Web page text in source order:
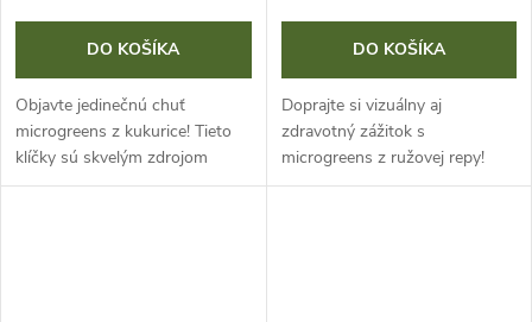
DO KOŠÍKA
Objavte jedinečnú chuť
microgreens z kukurice! Tieto
klíčky sú skvelým zdrojom
cenných mastných kyselín,
DO KOŠÍKA
Doprajte si vizuálny aj
zdravotný zážitok s
microgreens z ružovej repy!
Klíčky sú plné vitamínov (A, B1,